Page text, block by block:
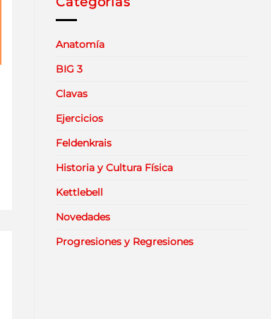
Anatomía
BIG 3
Clavas
Ejercicios
Feldenkrais
Historia y Cultura Física
Kettlebell
Novedades
Progresiones y Regresiones